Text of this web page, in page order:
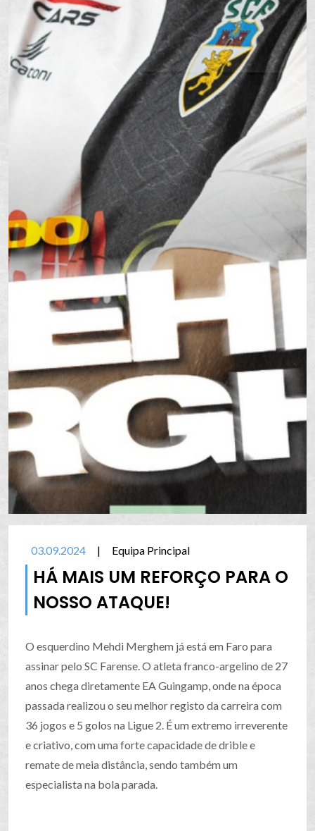
03.09.2024 | Equipa Principal
HÁ MAIS UM REFORÇO PARA O
NOSSO ATAQUE!
O esquerdino Mehdi Merghem já está em Faro para
assinar pelo SC Farense. O atleta franco-argelino de 27
anos chega diretamente EA Guingamp, onde na época
passada realizou o seu melhor registo da carreira com
36 jogos e 5 golos na Ligue 2. É um extremo irreverente
e criativo, com uma forte capacidade de drible e
remate de meia distância, sendo também um
especialista na bola parada.